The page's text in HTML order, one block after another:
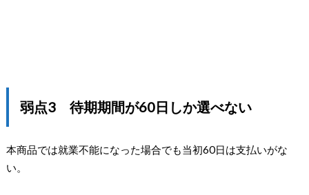
弱点3 待期期間が60日しか選べない
本商品では就業不能になった場合でも当初60日は支払いがな
い。